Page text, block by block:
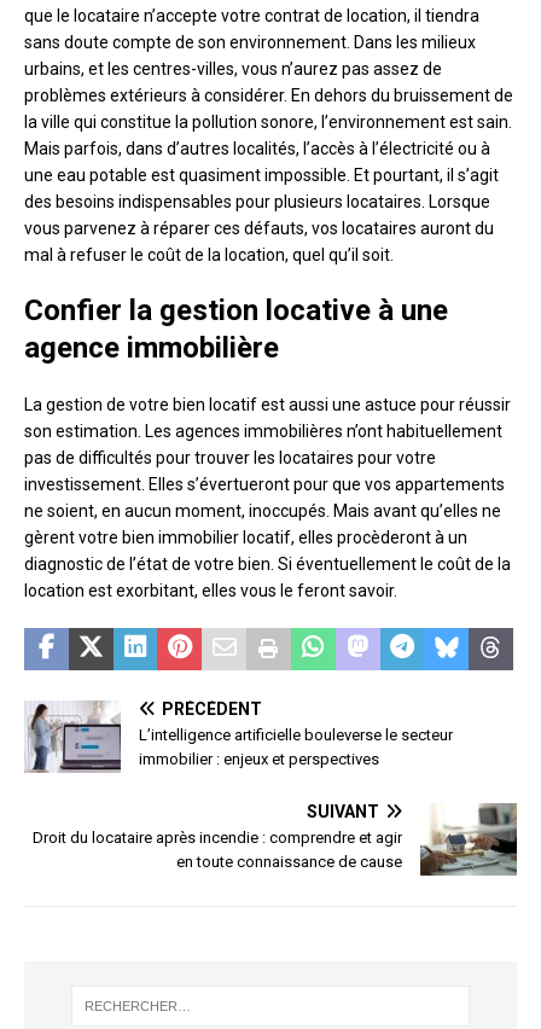
que le locataire n’accepte votre contrat de location, il tiendra
sans doute compte de son environnement. Dans les milieux
urbains, et les centres-villes, vous n’aurez pas assez de
problèmes extérieurs à considérer. En dehors du bruissement de
la ville qui constitue la pollution sonore, l’environnement est sain.
Mais parfois, dans d’autres localités, l’accès à l’électricité ou à
une eau potable est quasiment impossible. Et pourtant, il s’agit
des besoins indispensables pour plusieurs locataires. Lorsque
vous parvenez à réparer ces défauts, vos locataires auront du
mal à refuser le coût de la location, quel qu’il soit.
Confier la gestion locative à une
agence immobilière
La gestion de votre bien locatif est aussi une astuce pour réussir
son estimation. Les agences immobilières n’ont habituellement
pas de difficultés pour trouver les locataires pour votre
investissement. Elles s’évertueront pour que vos appartements
ne soient, en aucun moment, inoccupés. Mais avant qu’elles ne
gèrent votre bien immobilier locatif, elles procèderont à un
diagnostic de l’état de votre bien. Si éventuellement le coût de la
location est exorbitant, elles vous le feront savoir.
PRÉCÉDENT
L’intelligence artificielle bouleverse le secteur
immobilier : enjeux et perspectives
SUIVANT
Droit du locataire après incendie : comprendre et agir
en toute connaissance de cause